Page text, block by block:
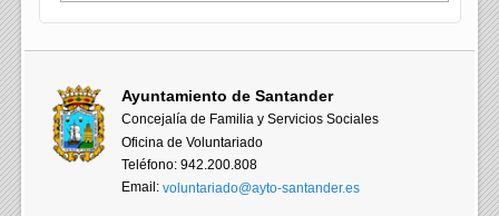
Ayuntamiento de Santander
Concejalía de Familia y Servicios Sociales
Oficina de Voluntariado
Teléfono: 942.200.808
Email:voluntariado@ayto-santander.es